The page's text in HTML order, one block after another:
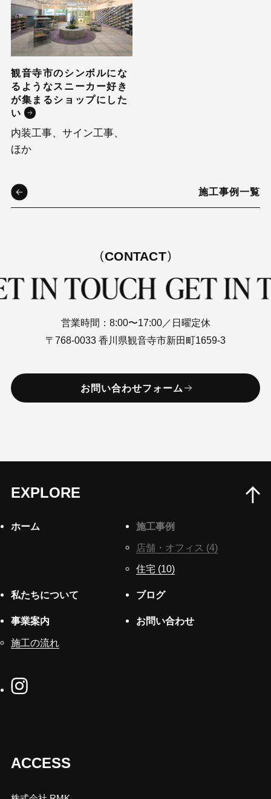
観音寺市のシンボルにな
るようなスニーカー好き
が集まるショップにした
い
内装工事、サイン工事、
ほか
施工事例一覧
CONTACT
営業時間：8:00〜17:00／日曜定休
〒768-0033 香川県観音寺市新田町1659-3
お問い合わせフォーム
EXPLORE
ホーム
私たちについて
事業案内
施工の流れ
施工事例
店舗・オフィス (4)
住宅 (10)
ブログ
お問い合わせ
ACCESS